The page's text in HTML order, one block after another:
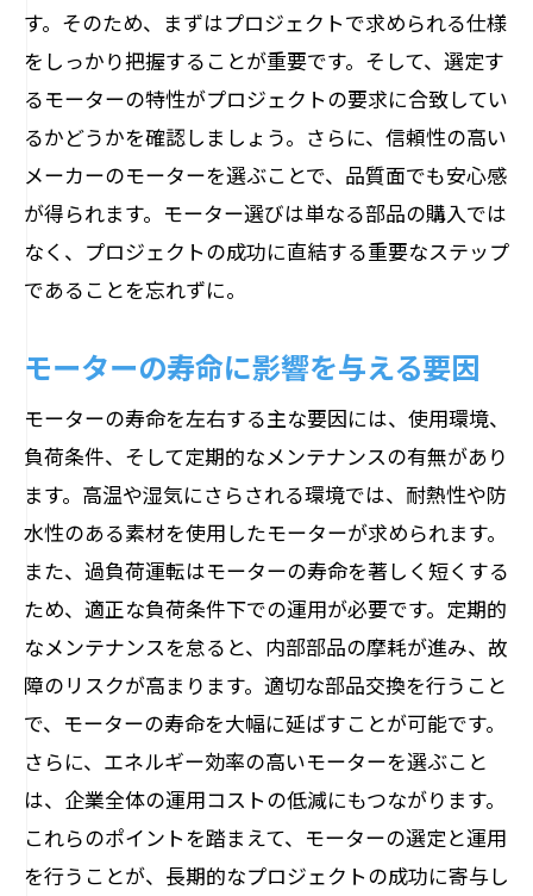
持続可能なエネルギー使用を促進するモ
ーター選び
エネルギー消費削減のためのモーター運
用法
最新の省エネ基準とモーター選定
エネルギー効率を高めるためのイノベー
ション
コストパフォーマンスを重視したモーター選
予算に応じた最適なモーター選びの考え
方
長期的な視点で見るコスト削減の秘訣
イニシャルコストと運用コストのバラン
ス
コストパフォーマンスを高めるモーター
の選定基準
投資回収を考えたモーター選びの方法
モーター選定に影響を与える市場動向
信頼性の高いブランド選びで安心を得るため
のガイド
ブランド選びの基準と信頼性の見極め方
ユーザーレビューと評価の重要性
す。そのため、まずはプロジェクトで求められる仕様
をしっかり把握することが重要です。そして、選定す
るモーターの特性がプロジェクトの要求に合致してい
るかどうかを確認しましょう。さらに、信頼性の高い
メーカーのモーターを選ぶことで、品質面でも安心感
が得られます。モーター選びは単なる部品の購入では
なく、プロジェクトの成功に直結する重要なステップ
であることを忘れずに。
モーターの寿命に影響を与える要因
モーターの寿命を左右する主な要因には、使用環境、
負荷条件、そして定期的なメンテナンスの有無があり
ます。高温や湿気にさらされる環境では、耐熱性や防
水性のある素材を使用したモーターが求められます。
また、過負荷運転はモーターの寿命を著しく短くする
ため、適正な負荷条件下での運用が必要です。定期的
なメンテナンスを怠ると、内部部品の摩耗が進み、故
障のリスクが高まります。適切な部品交換を行うこと
で、モーターの寿命を大幅に延ばすことが可能です。
さらに、エネルギー効率の高いモーターを選ぶこと
は、企業全体の運用コストの低減にもつながります。
これらのポイントを踏まえて、モーターの選定と運用
を行うことが、長期的なプロジェクトの成功に寄与し